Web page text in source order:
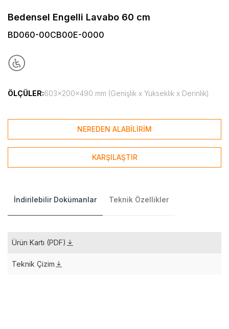
Bedensel Engelli Lavabo 60 cm
BD060-00CB00E-0000
ÖLÇÜLER:603x200x490 mm (Genişlik x Yükseklik x Derinlik)
NEREDEN ALABİLİRİM
KARŞILAŞTIR
İndirilebilir Dokümanlar Teknik Özellikler
Ürün Kartı (PDF)
Teknik Çizim